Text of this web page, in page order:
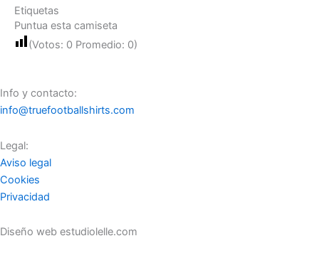
Etiquetas
Puntua esta camiseta
(Votos: 0 Promedio: 0)
Info y contacto:
info@truefootballshirts.com
Legal:
Aviso legal
Cookies
Privacidad
Diseño web estudiolelle.com